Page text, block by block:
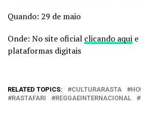
Quando: 29 de maio
Onde: No site oficial clicando aqui
plataformas digitais
RELATED TOPICS: CULTURARASTA
RASTAFARI
REGGAEINTERNACIONAL